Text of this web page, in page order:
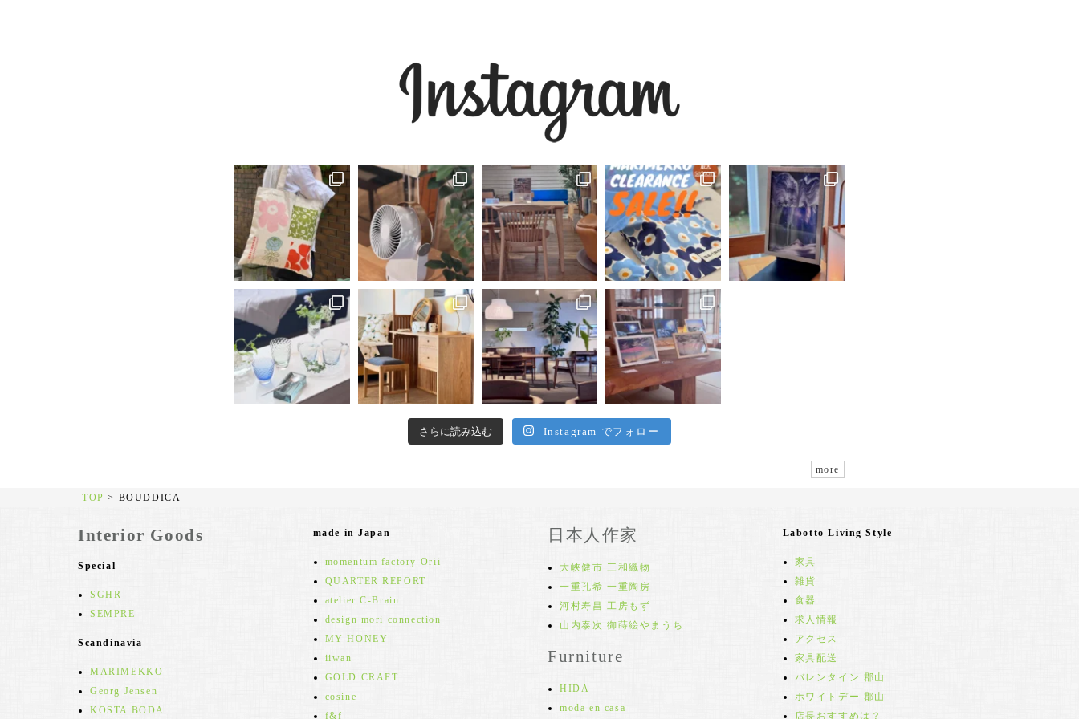
さらに読み込む Instagram でフォロー
more
TOP > BOUDDICA
Interior Goods
Special
SGHR
SEMPRE
Scandinavia
MARIMEKKO
Georg Jensen
KOSTA BODA
made in Japan
momentum factory Orii
QUARTER REPORT
atelier C-Brain
design mori connection
MY HONEY
iiwan
GOLD CRAFT
cosine
f&f
日本人作家
大峡健市 三和織物
一重孔希 一重陶房
河村寿昌 工房もず
山内泰次 御蒔絵やまうち
Furniture
HIDA
moda en casa
Labotto Living Style
家具
雑貨
食器
求人情報
アクセス
家具配送
バレンタイン 郡山
ホワイトデー 郡山
店長おすすめは？